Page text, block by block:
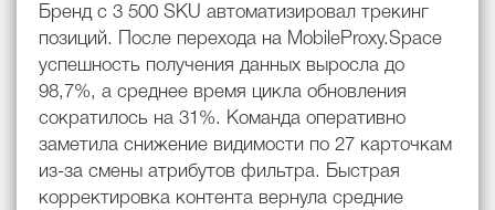
Бренд с 3 500 SKU автоматизировал трекинг
позиций. После перехода на MobileProxy.Space
успешность получения данных выросла до
98,7%, а среднее время цикла обновления
сократилось на 31%. Команда оперативно
заметила снижение видимости по 27 карточкам
из-за смены атрибутов фильтра. Быстрая
корректировка контента вернула средние